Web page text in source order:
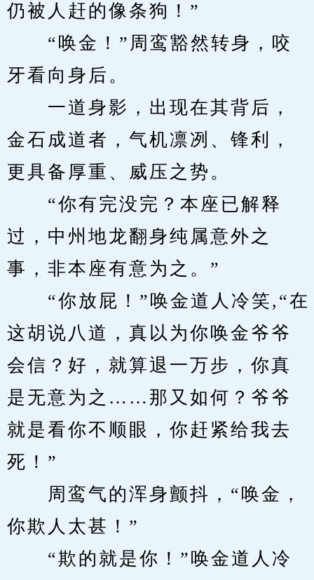
仍被人赶的像条狗！”
“唤金！”周鸾豁然转身，咬
牙看向身后。
一道身影，出现在其背后，
金石成道者，气机凛冽、锋利，
更具备厚重、威压之势。
“你有完没完？本座已解释
过，中州地龙翻身纯属意外之
事，非本座有意为之。”
“你放屁！”唤金道人冷笑,“在
这胡说八道，真以为你唤金爷爷
会信？好，就算退一万步，你真
是无意为之……那又如何？爷爷
就是看你不顺眼，你赶紧给我去
死！”
周鸾气的浑身颤抖，“唤金，
你欺人太甚！”
“欺的就是你！”唤金道人冷